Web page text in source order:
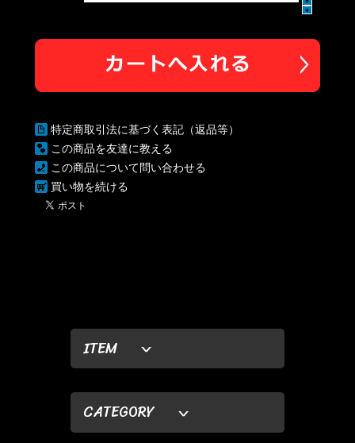
ITEM
CATEGORY
特定商取引法に基づく表記（返品等）
この商品を友達に教える
この商品について問い合わせる
買い物を続ける